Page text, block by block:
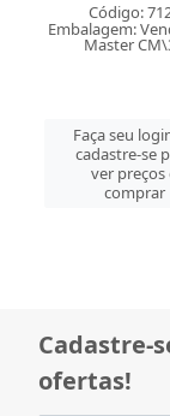
Código:
Embalagem:
Master
Faça seu
cadastre-se
ver preços
comprar
Cadastre-
ofertas!